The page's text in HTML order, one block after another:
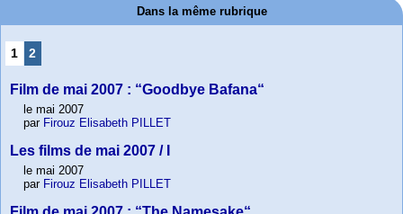
Dans la même rubrique
1 2
Film de mai 2007 : “Goodbye Bafana“
le mai 2007
par Firouz Elisabeth PILLET
Les films de mai 2007 / I
le mai 2007
par Firouz Elisabeth PILLET